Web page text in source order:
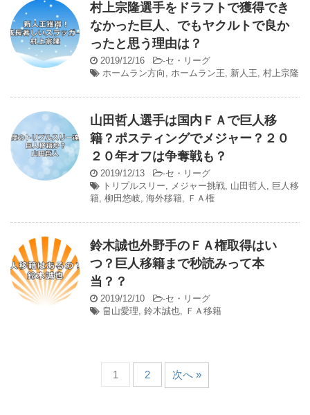
村上宗隆選手をドラフトで獲得でき
なかった巨人、でもヤクルトで良か
ったと思う理由は？
2019/12/16 -セ・リーグ
ホームラン方向 , ホームラン王, 新人王, 村上宗隆
山田哲人選手は国内ＦＡで巨人移
籍？ポスティングでメジャー？２０
２０年オフは争奪戦も？
2019/12/13 -セ・リーグ
トリプルスリー, メジャー挑戦, 山田哲人 , 巨人移
籍, 柳田悠岐, 海外移籍, ＦＡ権
鈴木誠也外野手のＦＡ権取得はい
つ？巨人移籍まで秒読みって本
当？？
2019/12/10 -セ・リーグ
畠山愛理, 鈴木誠也, ＦＡ移籍
1 2 次へ »